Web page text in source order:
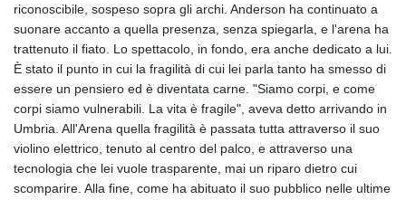
riconoscibile, sospeso sopra gli archi. Anderson ha continuato a
suonare accanto a quella presenza, senza spiegarla, e l'arena ha
trattenuto il fiato. Lo spettacolo, in fondo, era anche dedicato a lui.
È stato il punto in cui la fragilità di cui lei parla tanto ha smesso di
essere un pensiero ed è diventata carne. "Siamo corpi, e come
corpi siamo vulnerabili. La vita è fragile", aveva detto arrivando in
Umbria. All'Arena quella fragilità è passata tutta attraverso il suo
violino elettrico, tenuto al centro del palco, e attraverso una
tecnologia che lei vuole trasparente, mai un riparo dietro cui
scomparire. Alla fine, come ha abituato il suo pubblico nelle ultime